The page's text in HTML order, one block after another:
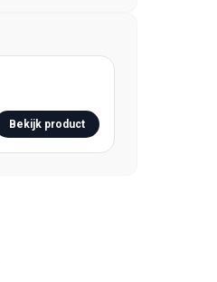
Bekijk product